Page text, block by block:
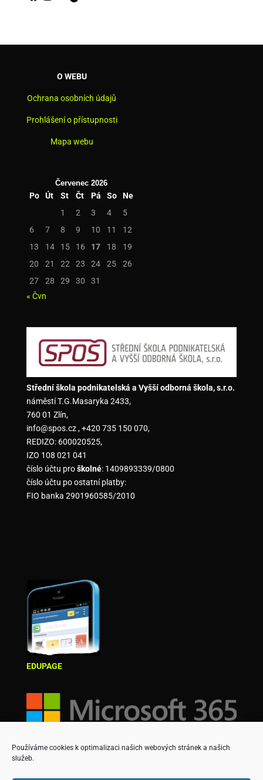
Používáme cookies k optimalizaci našich webových stránek a našich
služeb.
O WEBU
Ochrana osobních údajů
Prohlášení o přístupnosti
Mapa webu
Červenec 2026
Po Út St Čt Pá So
Ne
1
2 3 4
5
6
7 8 9 10 11
12
13
14 15 16 17 18
19
20
21 22 23 24 25
26
27
28 29 30
31
« Čvn
Střední škola podnikatelská a Vyšší odborná škola, s.r.o.
náměstí T.G.Masaryka 2433,
760 01 Zlín,
info@spos.cz , +420 735 150 070,
REDIZO: 600020525,
IZO 108 021 041
číslo účtu proškolné: 1409893339/0800
číslo účtu po ostatní platby:
FIO banka 2901960585/2010
EDUPAGE